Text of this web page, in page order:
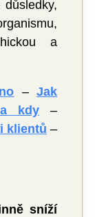
a
–Jak
kdy–
klientů –
sníží